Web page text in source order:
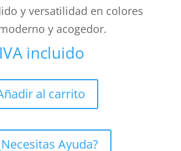
y versatilidad en colores
y acogedor.
incluido
al carrito
Ayuda?